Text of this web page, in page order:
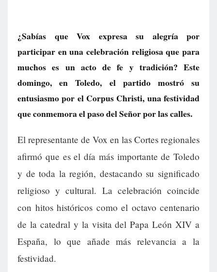
¿Sabías que Vox expresa su alegría por
participar en una celebración religiosa que para
muchos es un acto de fe y tradición? Este
domingo, en Toledo, el partido mostró su
entusiasmo por el Corpus Christi, una festividad
que conmemora el paso del Señor por las calles.
El representante de Vox en las Cortes regionales
afirmó que es el día más importante de Toledo
y de toda la región, destacando su significado
religioso y cultural. La celebración coincide
con hitos históricos como el octavo centenario
de la catedral y la visita del Papa León XIV a
España, lo que añade más relevancia a la
festividad.